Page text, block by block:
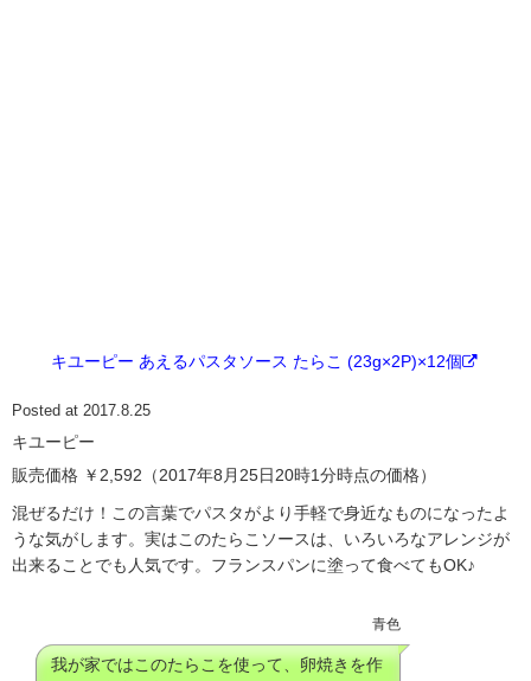
キユーピー あえるパスタソース たらこ (23g×2P)×12個
Posted at 2017.8.25
キユーピー
販売価格 ￥2,592（2017年8月25日20時1分時点の価格）
混ぜるだけ！この言葉でパスタがより手軽で身近なものになったよ
うな気がします。実はこのたらこソースは、いろいろなアレンジが
出来ることでも人気です。フランスパンに塗って食べてもOK♪
青色
我が家ではこのたらこを使って、卵焼きを作